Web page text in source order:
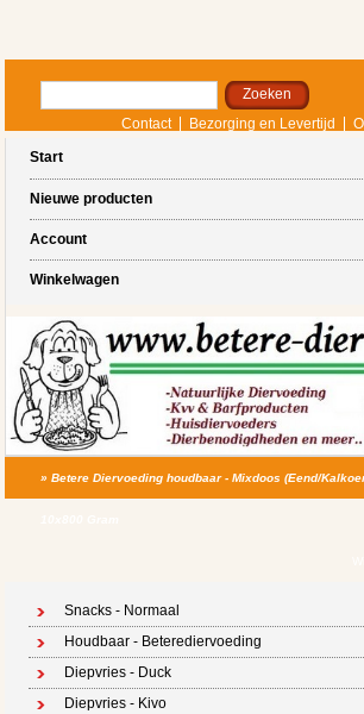
Contact Bezorging en Levertijd
Start
Nieuwe producten
Account
Winkelwagen
»Betere Diervoeding houdbaar - Mixdoos (Eend/
Snacks - Normaal
Houdbaar - Beterediervoeding
Diepvries - Duck
Diepvries - Kivo